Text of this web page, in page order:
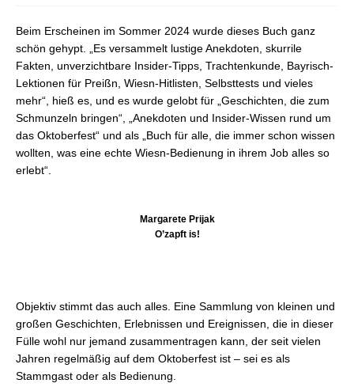
Beim Erscheinen im Sommer 2024 wurde dieses Buch ganz
schön gehypt. „Es versammelt lustige Anekdoten, skurrile
Fakten, unverzichtbare Insider-Tipps, Trachtenkunde, Bayrisch-
Lektionen für Preißn, Wiesn-Hitlisten, Selbsttests und vieles
mehr“, hieß es, und es wurde gelobt für „Geschichten, die zum
Schmunzeln bringen“, „Anekdoten und Insider-Wissen rund um
das Oktoberfest“ und als „Buch für alle, die immer schon wissen
wollten, was eine echte Wiesn-Bedienung in ihrem Job alles so
erlebt“.
Margarete Prijak
O’zapft is!
Objektiv stimmt das auch alles. Eine Sammlung von kleinen und
großen Geschichten, Erlebnissen und Ereignissen, die in dieser
Fülle wohl nur jemand zusammentragen kann, der seit vielen
Jahren regelmäßig auf dem Oktoberfest ist – sei es als
Stammgast oder als Bedienung.